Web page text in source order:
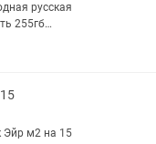
русская
255гб
Эйр м2 на 15